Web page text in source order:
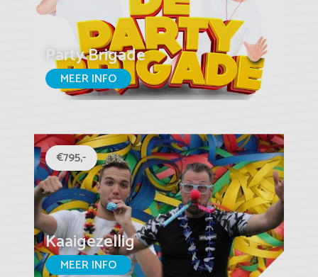
Party Brigade
MEER INFO
€795,-
Kaaigezellig
MEER INFO